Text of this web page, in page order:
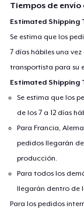
Tiempos de
Estimated Shipping
Se estima que los
7 días hábiles una
transportista para su
Estimated Shipping
Se estima que los
de los 7 a 12 días
Para Francia,
pedidos llegarán
producción.
Para todos los
llegarán dentro de
Para los pedidos